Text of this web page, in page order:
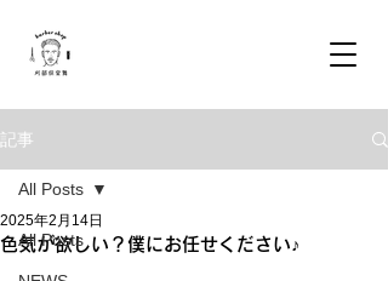
記事
All Posts
All Posts
色気が欲しい？僕にお任せください♪
2025年2月14日